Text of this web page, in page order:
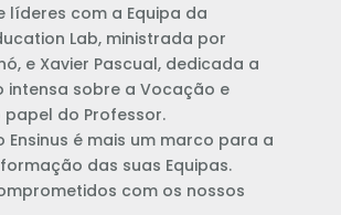
líderes com a Equipa da
Lab, ministrada por
e Xavier Pascual, dedicada a
intensa sobre a Vocação e
papel do Professor.
Ensinus é mais um marco para a
das suas Equipas.
com os nossos